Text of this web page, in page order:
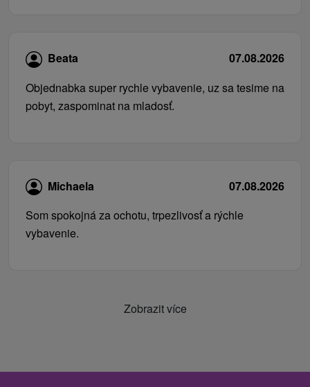
Beata
07.08.2026
Objednabka super rychle vybavenie, uz sa tesime na
pobyt, zaspominat na mladosť.
Michaela
07.08.2026
Som spokojná za ochotu, trpezlivosť a rýchle
vybavenie.
Zobrazit více